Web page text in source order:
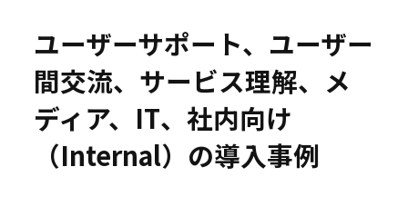
事例
セミナー
ユーザーサポート、ユーザー
間交流、サービス理解、メ
ディア、IT、社内向け
（Internal）の導入事例